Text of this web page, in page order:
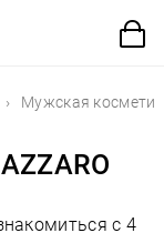
Мужская
с 4